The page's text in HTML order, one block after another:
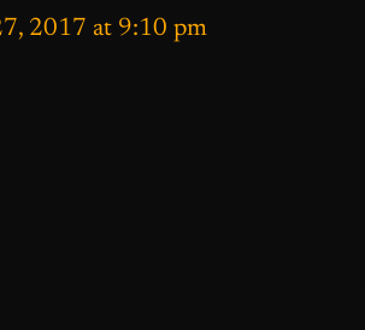
2017 at 9:10 pm